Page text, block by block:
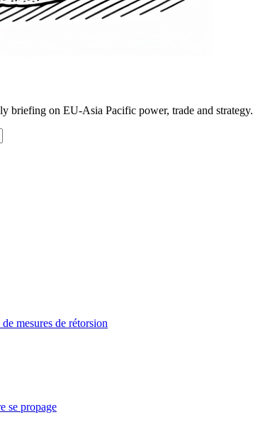
briefing on EU-Asia Pacific power, trade and strategy.
mesures de rétorsion
se propage